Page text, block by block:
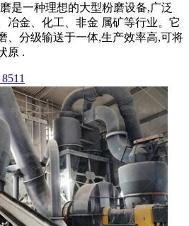
是一种理想的大型粉磨设备,广泛
冶金、化工、非金 属矿等行业。它
、分级输送于一体,生产效率高,可将
原 .